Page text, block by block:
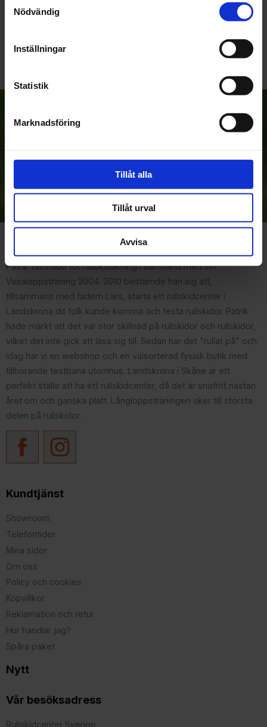
Nödvändig
Inställningar
Statistik
Marknadsföring
Tillåt alla
Tillåt urval
Avvisa
Bli den första att lämna ett omdöme.
Dina personuppgifter behandlas i enlighet med vår
Patrik fastnade för rullskidåkning i samband med sin
Vasaloppsträning 2004. 2010 bestämde han sig att,
tillsammans med fadern Lars, starta ett rullskidcenter i
Landskrona dit folk kunde komma och testa rullskidor. Patrik
hade märkt att det var stor skillnad på rullskidor och rullskidor,
vilket det inte gick att läsa sig till. Sedan har det "rullat på" och
idag har vi en webshop och en välsorterad fysisk butik med
tillhörande testbana utomhus. Landskrona i Skåne är ett
perfekt ställe att ha ett rullskidcenter, då det är snöfritt nästan
året om och ganska platt. Långloppsträningen sker till största
delen på rullskidor.
Kundtjänst
Showroom
Telefontider
Mina sidor
Om oss
Policy och cookies
Köpvillkor
Reklamation och retur
Hur handlar jag?
Spåra paket
Nytt
Vår besöksadress
Rullskidcenter Sverige